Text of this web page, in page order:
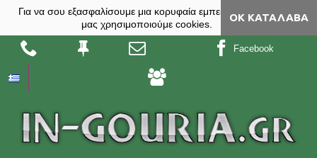
Για να σου εξασφαλίσουμε μια κορυφαία εμπειρία, στο site
μας χρησιμοποιούμε cookies.
ΟΚ ΚΑΤΆΛΑΒΑ
Facebook